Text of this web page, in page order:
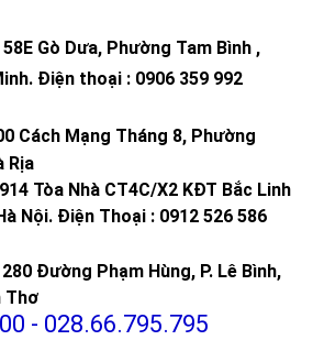
58E Gò Dưa, Phường Tam Bình ,
. Điện thoại : 0906 359 992
Cách Mạng Tháng 8, Phường
Rịa
Tòa Nhà CT4C/X2 KĐT Bắc Linh
Nội. Điện Thoại : 0912 526 586
Đường Phạm Hùng, P. Lê Bình,
Thơ
- 028.66.795.795